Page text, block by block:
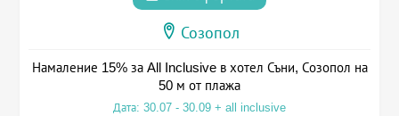
Созопол
Намаление 15% за All Inclusive в хотел Съни, Созопол на
50 м от плажа
Дата: 30.07 - 30.09 + all inclusive